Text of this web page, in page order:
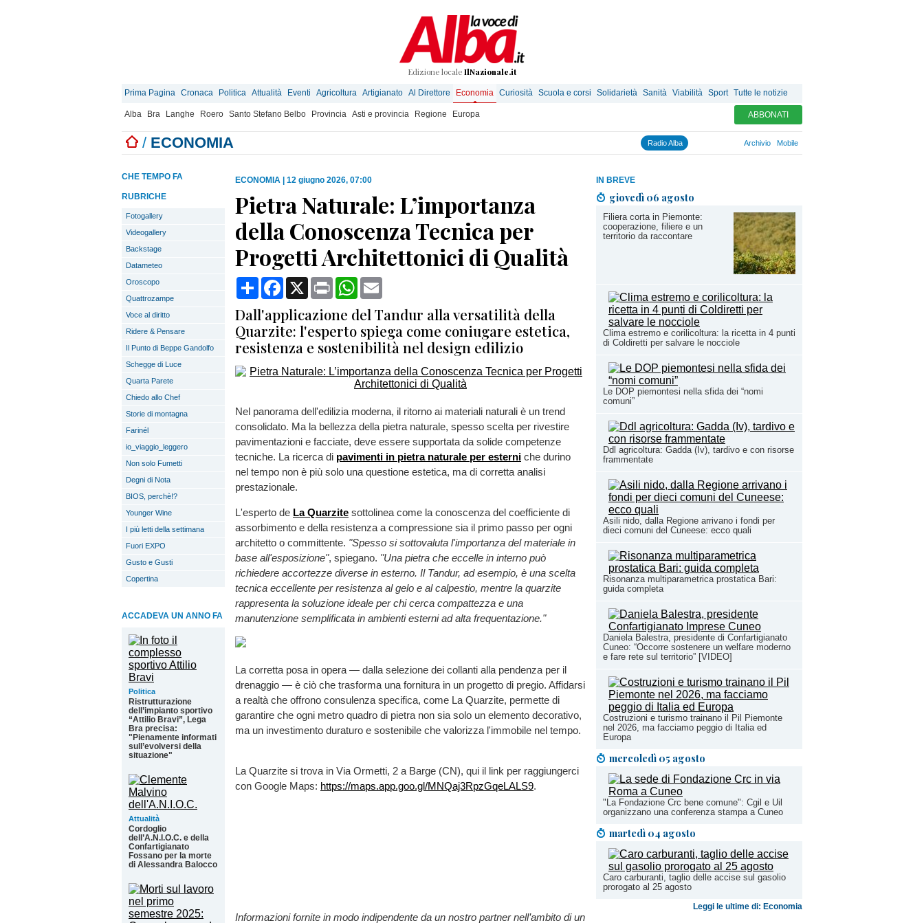
Edizione locale IlNazionale.it
Prima Pagina Cronaca Politica Attualità Eventi Agricoltura Artigianato Al Direttore Economia Curiosità Scuola e corsi Solidarietà Sanità Viabilità Sport Tutte le notizie
Alba Bra Langhe Roero Santo Stefano Belbo Provincia Asti e provincia Regione Europa ABBONATI
/ ECONOMIA Radio Alba Archivio Mobile
IN BREVE
giovedì 06 agosto
Filiera corta in Piemonte:
cooperazione, filiere e un
territorio da raccontare
Clima estremo e corilicoltura: la ricetta in 4 punti
di Coldiretti per salvare le nocciole
Le DOP piemontesi nella sfida dei “nomi
comuni”
Ddl agricoltura: Gadda (Iv), tardivo e con risorse
frammentate
Asili nido, dalla Regione arrivano i fondi per
dieci comuni del Cuneese: ecco quali
Risonanza multiparametrica prostatica Bari:
guida completa
Daniela Balestra, presidente di Confartigianato
Cuneo: “Occorre sostenere un welfare moderno
e fare rete sul territorio” [VIDEO]
Costruzioni e turismo trainano il Pil Piemonte
nel 2026, ma facciamo peggio di Italia ed
Europa
mercoledì 05 agosto
"La Fondazione Crc bene comune": Cgil e Uil
organizzano una conferenza stampa a Cuneo
martedì 04 agosto
Caro carburanti, taglio delle accise sul gasolio
prorogato al 25 agosto
Leggi le ultime di: Economia
CHE TEMPO FA
RUBRICHE
Fotogallery
Videogallery
Backstage
Datameteo
Oroscopo
Quattrozampe
Voce al diritto
Ridere & Pensare
Il Punto di Beppe Gandolfo
Schegge di Luce
Quarta Parete
Chiedo allo Chef
Storie di montagna
Farinél
io_viaggio_leggero
Non solo Fumetti
Degni di Nota
BIOS, perchè!?
Younger Wine
I più letti della settimana
Fuori EXPO
Gusto e Gusti
Copertina
ACCADEVA UN ANNO FA
Politica
Ristrutturazione
dell’impianto sportivo
“Attilio Bravi”, Lega
Bra precisa:
"Pienamente informati
sull’evolversi della
situazione"
Attualità
Cordoglio
dell’A.N.I.O.C. e della
Confartigianato
Fossano per la morte
di Alessandra Balocco
ECONOMIA 12 giugno 2026, 07:00
Pietra Naturale: L’importanza
della Conoscenza Tecnica per
Progetti Architettonici di Qualità
CondividiFacebook
X Print WhatsApp
Dall'applicazione del Tandur alla versatilità della
Quarzite: l'esperto spiega come coniugare estetica,
resistenza e sostenibilità nel design edilizio
Nel panorama dell'edilizia moderna, il ritorno ai materiali naturali è un trend
consolidato. Ma la bellezza della pietra naturale, spesso scelta per rivestire
pavimentazioni e facciate, deve essere supportata da solide competenze
tecniche. La ricerca di pavimenti in pietra naturale per esterni che durino
nel tempo non è più solo una questione estetica, ma di corretta analisi
prestazionale.
L'esperto de La Quarzite sottolinea come la conoscenza del coefficiente di
assorbimento e della resistenza a compressione sia il primo passo per ogni
architetto o committente. "Spesso si sottovaluta l'importanza del materiale in
base all'esposizione", spiegano. "Una pietra che eccelle in interno può
richiedere accortezze diverse in esterno. Il Tandur, ad esempio, è una scelta
tecnica eccellente per resistenza al gelo e al calpestio, mentre la quarzite
rappresenta la soluzione ideale per chi cerca compattezza e una
manutenzione semplificata in ambienti esterni ad alta frequentazione."
La corretta posa in opera — dalla selezione dei collanti alla pendenza per il
drenaggio — è ciò che trasforma una fornitura in un progetto di pregio. Affidarsi
a realtà che offrono consulenza specifica, come La Quarzite, permette di
garantire che ogni metro quadro di pietra non sia solo un elemento decorativo,
ma un investimento duraturo e sostenibile che valorizza l'immobile nel tempo.
La Quarzite si trova in Via Ormetti, 2 a Barge (CN), qui il link per raggiungerci
con Google Maps: https://maps.app.goo.gl/MNQaj3RpzGqeLALS9.
Informazioni fornite in modo indipendente da un nostro partner nell’ambito di un